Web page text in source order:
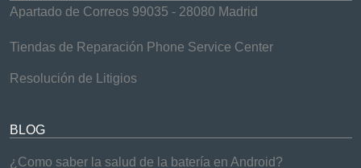
Apartado de Correos 99035 - 28080 Madrid
Tiendas de Reparación Phone Service Center
Resolución de Litigios
BLOG
¿Como saber la salud de la batería en Android?